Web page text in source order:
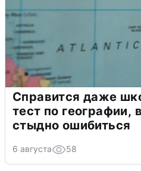
Справится даже
тест по географии,
стыдно ошибиться
6 августа 58